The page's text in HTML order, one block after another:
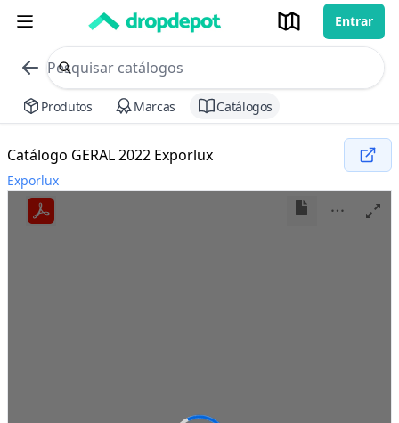
Entrar
commerce search no header
Procurar
Produtos Marcas Catálogos
Catálogo GERAL 2022 Exporlux
Exporlux